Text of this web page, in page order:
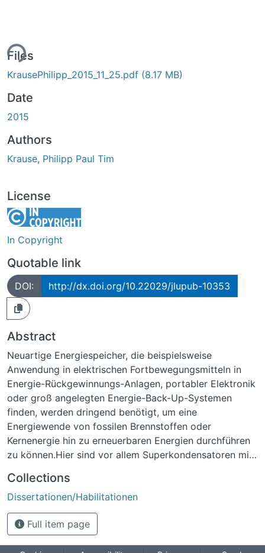
Files
KrausePhilipp_2015_11_25.pdf (8.17 MB)
Date
2015
Authors
Krause, Philipp Paul Tim
License
In Copyright
Quotable link
DOI: http://dx.doi.org/10.22029/jlupub-10353
Abstract
Neuartige Energiespeicher, die beispielsweise
Anwendung in elektrischen Fortbewegungsmitteln in
Energie-Rückgewinnungs-Anlagen, portabler Elektronik
oder groß angelegten Energie-Back-Up-Systemen
finden, werden dringend benötigt, um eine
Energiewende von fossilen Brennstoffen oder
Kernenergie hin zu erneuerbaren Energien durchführen
zu können.Hier sind vor allem Superkondensatoren mit
Energiedichte verglichen mit Batterien bzw. klassischen
dielektrischen Kondensatoren ein viel versprechender
Ansatz. In diesem Zusammenhang wurde in den letzten
Jahren hydratisiertes Rutheniumdioxid (RuO2·xH2O),
Collections
Dissertationen/Habilitationen
Full item page